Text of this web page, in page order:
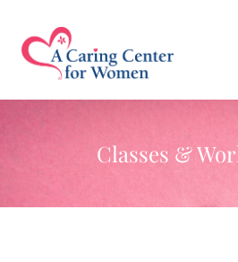
Classes &